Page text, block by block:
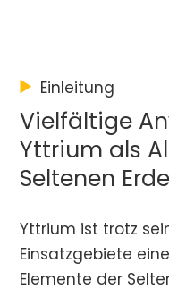
Einleitung
Vielfältige
Yttrium als
Seltenen
Yttrium ist trotz
Einsatzgebiete
Elemente der